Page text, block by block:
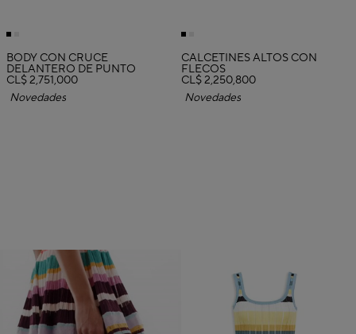
BODY CON CRUCE
DELANTERO DE PUNTO
CL$ 2,751,000
Novedades
CALCETINES ALTOS CON
FLECOS
CL$ 2,250,800
Novedades